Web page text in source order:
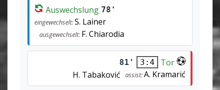
Auswechslung 78'
eingewechselt:S. Lainer
ausgewechselt: F. Chiarodia
81' 3:4
Tor
H. Tabaković
assist:A. Kramarić